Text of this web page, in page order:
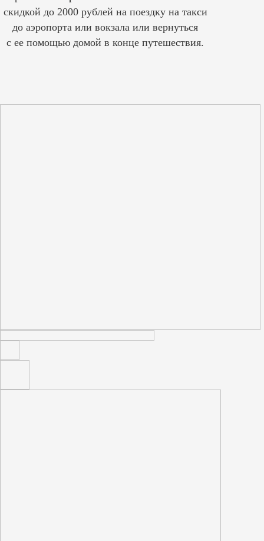
скидкой до 2000 рублей на поездку на такси
до аэропорта или вокзала или вернуться
с ее помощью домой в конце путешествия.